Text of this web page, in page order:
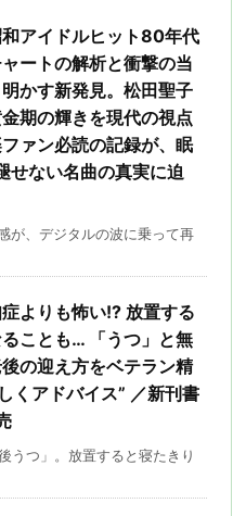
アイドルヒット80年代
ートの解析と衝撃の当
かす新発見。松田聖子
期の輝きを現代の視点
ァン必読の記録が、眠
せない名曲の真実に迫
が、デジタルの波に乗って再
症よりも怖い!? 放置する
ことも… 「うつ」と無
の迎え方をベテラン精
くアドバイス” ／新刊書
うつ」。放置すると寝たきり